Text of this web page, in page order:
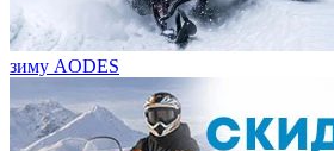
зиму AODES